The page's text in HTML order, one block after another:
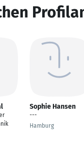
Sophie Hansen
---
Hamburg